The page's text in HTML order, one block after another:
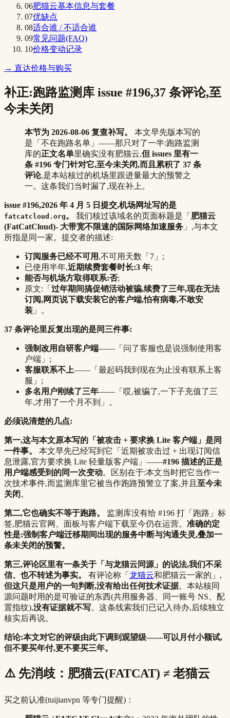
06肥猫云基本信息与套餐
07优缺点
08适合谁 / 不适合谁
09常见问题(FAQ)
10价格变动记录
→ 直达价格与购买
补正:跑路监测库 issue #196,37 条评论,至
今未关闭
本节为 2026-08-06 复查补写。
本文早先版本写的
是「不在跑路名单」——那只对了一半:跑路监测
库的正文名单里确实没有肥猫云,但 issues 里有一
条 #196 专门针对它,至今未关闭,而且累积了 37 条
评论,是本站核过的机场里跟进量最大的预警之
一。这条我们当时漏了,现在补上。
issue #196,2026 年 4 月 5 日提交,机场网址写的是
fatcatcloud.org。 我们核过该域名的页面标题是「 肥猫云
(FatCatCloud)- 大带宽不限速的国际网络加速服务 」,与本文
所指是同一家。提交者的描述:
订阅服务已经不可用 ,不可用天数「7」;
已使用半年,近期续费套餐时长:3 年;
能否与机场方取得联系:否;
原文:「 过年期间搞促销活动被骗,续费了三年,现在无法
订阅,网页说下载安装它的客户端,怕有病毒,不敢安
装 」。
37 条评论里反复出现的是同三件事:
强制改用自研客户端——「问了客服也是说强制使用客
户端」;
客服联系不上——「最起码我到现在为止没有联系上客
服」;
多名用户刚续了三年——「哎,被骗了,一下子充值了三
年,才用了一个月不到」。
必须说清楚的几点:
第一,这与本文原本写的「被攻击 + 要求换 Lite 客户端」是同
一件事。
本文早先已经写到它「近期被攻击过 + 出现订阅信
息泄露,官方要求换 Lite 轻量版客户端」——#196 描述的正是
用户端感受到的同一次变动。区别在于:本文当时把它当作一
次技术事件,而监测库里它被当作跑路预警立了案,并且 至今未
关闭 。
第二,它也确实不等于跑路。
监测库没有给 #196 打「跑路」标
签,肥猫云官网、面板与客户端下载至今仍在运营。 准确的定
性是:强制客户端迁移期间出现的服务中断与沟通失灵,叠加一
条未关闭的预警。
第三,评论区里有一条关于「与龙猫云同源」的说法,我们不采
信、也不转述为事实。
有评论称「 龙猫云和肥猫云一家的」,
但这只是用户的一句判断,没有给出任何技术证据。本站核同
源问题时用的是可验证的东西(共用服务器、同一账号 NS、配
置指纹),没有证据就不写。这条线索我们已记入待办,后续独立
核实后再说。
结论:本文对它的评级由此下调到观望级——可以月付小额试,
但不要买年付,更不要买三年。
⚠️ 先消歧：肥猫云(FATCAT) ≠ 老猫云
买之前认准(tuijianvpn 等专门提醒)：